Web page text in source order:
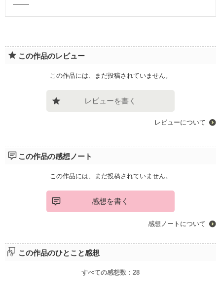
―――
この作品のレビュー
この作品には、まだ投稿されていません。
レビューを書く
レビューについて
この作品の感想ノート
この作品には、まだ投稿されていません。
感想を書く
感想ノートについて
この作品のひとこと感想
すべての感想数： 28